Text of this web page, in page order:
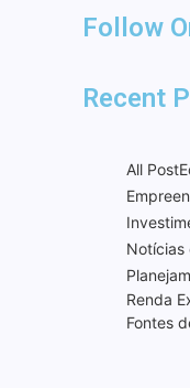
Follow
Recent
All Post
Notícias
Renda
Fontes